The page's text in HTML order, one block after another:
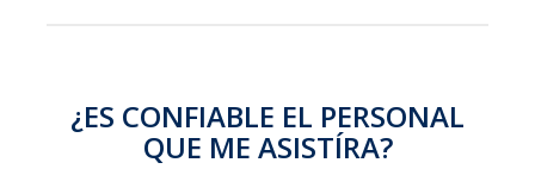
¿ES CONFIABLE EL PERSONAL
QUE ME ASISTÍRA?